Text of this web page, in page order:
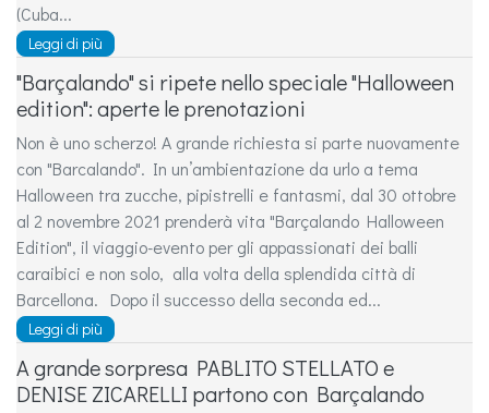
(Cuba...
Leggi di più
"Barçalando" si ripete nello speciale "Halloween
edition": aperte le prenotazioni
Non è uno scherzo! A grande richiesta si parte nuovamente
con "Barcalando". In un’ambientazione da urlo a tema
Halloween tra zucche, pipistrelli e fantasmi, dal 30 ottobre
al 2 novembre 2021 prenderà vita "Barçalando Halloween
Edition", il viaggio-evento per gli appassionati dei balli
caraibici e non solo, alla volta della splendida città di
Barcellona. Dopo il successo della seconda ed...
Leggi di più
A grande sorpresa PABLITO STELLATO e
DENISE ZICARELLI partono con Barçalando